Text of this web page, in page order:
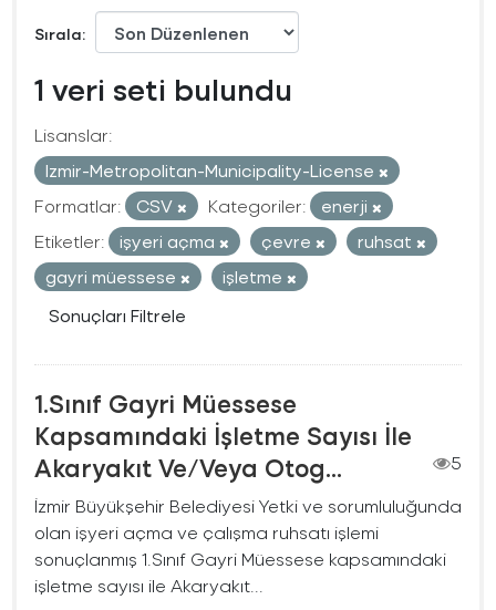
Sırala
1 veri seti bulundu
Lisanslar:
Izmir-Metropolitan-Municipality-License
Formatlar:
CSV Kategoriler:
enerji
Etiketler:
işyeri açma çevre
ruhsat
gayri müessese
işletme
Sonuçları Filtrele
1.Sınıf Gayri Müessese
Kapsamındaki İşletme Sayısı İle
Akaryakıt Ve/Veya Otog...
5
İzmir Büyükşehir Belediyesi Yetki ve sorumluluğunda
olan işyeri açma ve çalışma ruhsatı işlemi
sonuçlanmış 1.Sınıf Gayri Müessese kapsamındaki
işletme sayısı ile Akaryakıt...